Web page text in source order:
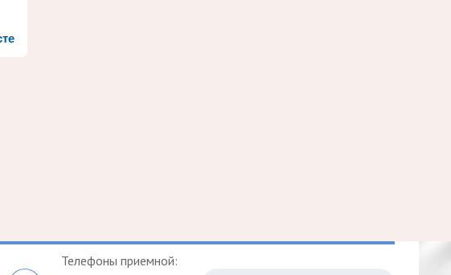
Телефоны приемной: